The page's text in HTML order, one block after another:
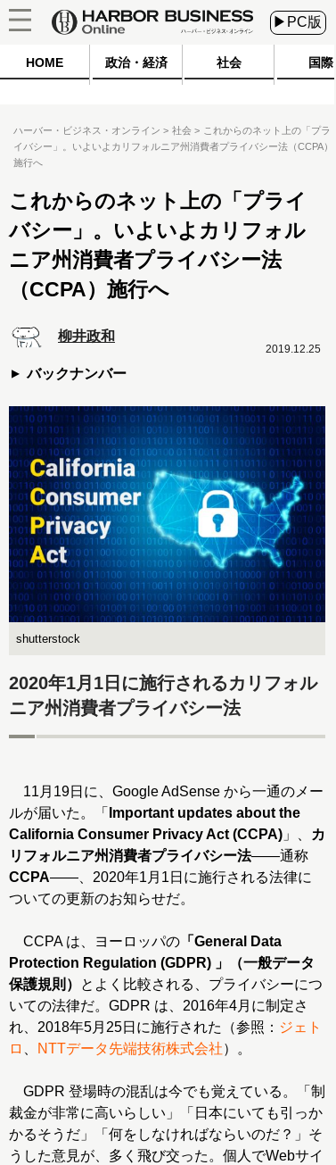
▶PC版
HOME 政治・経済 社会 国際
ハーバー・ビジネス・オンライン 社会
これからのネット上の「プラ
イバシー」。いよいよカリフォルニア州消費者プライバシー法（CCPA）
施行へ
これからのネット上の「プライ
バシー」。いよいよカリフォル
ニア州消費者プライバシー法
（CCPA）施行へ
柳井政和
バックナンバー
2019.12.25
shutterstock
2020年1月1日に施行されるカリフォル
ニア州消費者プライバシー法
11月19日に、Google AdSense から一通のメー
ルが届いた。「
Important updates about the
California Consumer Privacy Act (CCPA) 」、
カ
リフォルニア州消費者プライバシー法――通称
CCPA――、2020年1月1日に施行される法律に
ついての更新のお知らせだ。
CCPA は、ヨーロッパの 「General Data
Protection Regulation (GDPR) 」（一般データ
保護規則）
とよく比較される、プライバシーにつ
いての法律だ。GDPR は、2016年4月に制定さ
れ、2018年5月25日に施行された（参照： ジェト
ロ
NTTデータ先端技術株式会社）。
GDPR 登場時の混乱は今でも覚えている。「制
裁金が非常に高いらしい」「日本にいても引っか
かるそうだ」「何をしなければならいのだ？」そ
うした意見が、多く飛び交った。個人でWebサイ